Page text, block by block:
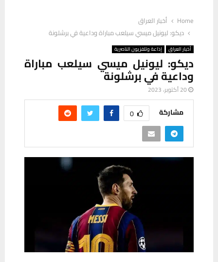
Home
أخبار العراق
ديكو: ليونيل ميسي سيلعب مباراة وداعية في برشلونة
أخبار العراق إذاعة وتلفزيون الناصرية
ديكو: ليونيل ميسي سيلعب مباراة
وداعية في برشلونة
20 أكتوبر، 2023
مشاركة 0